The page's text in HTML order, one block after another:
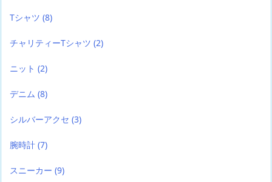
Tシャツ (8)
チャリティーTシャツ (2)
ニット (2)
デニム (8)
シルバーアクセ (3)
腕時計 (7)
スニーカー (9)